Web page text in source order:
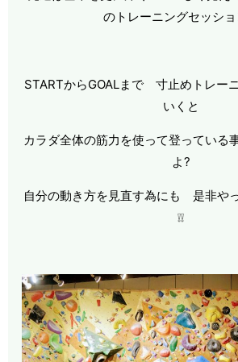
のトレーニングセッショ
STARTからGOALまで 寸止めトレー
いくと
カラダ全体の筋力を使って登っている
よ?
自分の動き方を見直す為にも 是非や
❕❕